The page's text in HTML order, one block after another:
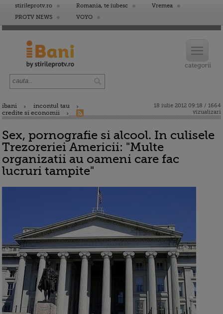
stirileprotv.ro Romania, te iubesc
Vremea
PROTV NEWS
VOYO
ibani
incontul tau
credite si economii
18 iulie 2012 09:18 / 1664
vizualizari
Sex, pornografie si alcool. In culisele
Trezoreriei Americii: "Multe
organizatii au oameni care fac
lucruri tampite"